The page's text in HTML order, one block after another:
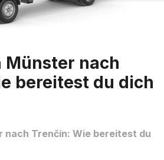
Münster nach
bereitest du dich
nach Trenčín: Wie bereitest du